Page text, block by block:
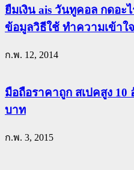
ยืมเงิน ais วันทูคอล กดอะ
ข้อมูลวิธีใช้ ทำความเข้าใ
ก.พ. 12, 2014
มือถือราคาถูก สเปคสูง 10
บาท
ก.พ. 3, 2015